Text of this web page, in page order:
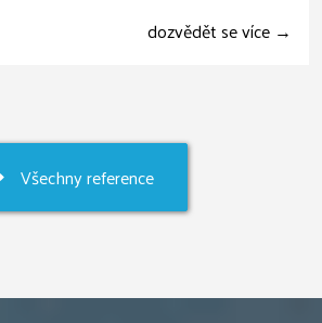
dozvědět se více →
Všechny reference